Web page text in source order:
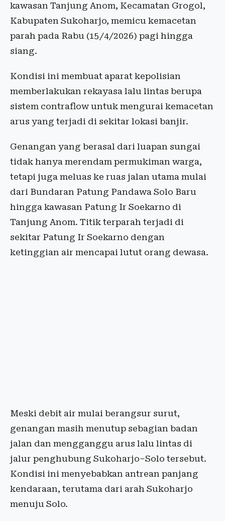
kawasan Tanjung Anom, Kecamatan Grogol,
Kabupaten Sukoharjo, memicu kemacetan
parah pada Rabu (15/4/2026) pagi hingga
siang.
Kondisi ini membuat aparat kepolisian
memberlakukan rekayasa lalu lintas berupa
sistem contraflow untuk mengurai kemacetan
arus yang terjadi di sekitar lokasi banjir.
Genangan yang berasal dari luapan sungai
tidak hanya merendam permukiman warga,
tetapi juga meluas ke ruas jalan utama mulai
dari Bundaran Patung Pandawa Solo Baru
hingga kawasan Patung Ir Soekarno di
Tanjung Anom. Titik terparah terjadi di
sekitar Patung Ir Soekarno dengan
ketinggian air mencapai lutut orang dewasa.
Meski debit air mulai berangsur surut,
genangan masih menutup sebagian badan
jalan dan mengganggu arus lalu lintas di
jalur penghubung Sukoharjo–Solo tersebut.
Kondisi ini menyebabkan antrean panjang
kendaraan, terutama dari arah Sukoharjo
menuju Solo.